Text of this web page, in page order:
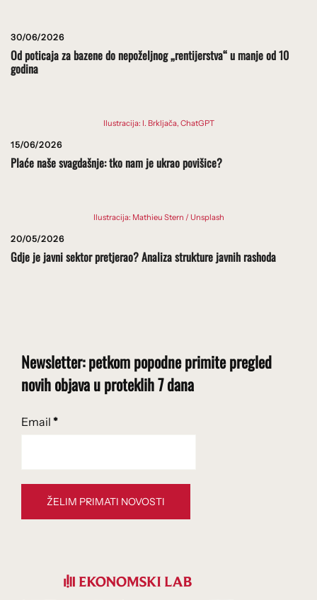
30/06/2026
Od poticaja za bazene do nepoželjnog „rentijerstva“ u manje od 10
godina
Ilustracija: I. Brkljača, ChatGPT
15/06/2026
Plaće naše svagdašnje: tko nam je ukrao povišice?
Ilustracija: Mathieu Stern / Unsplash
20/05/2026
Gdje je javni sektor pretjerao? Analiza strukture javnih rashoda
Newsletter: petkom popodne primite pregled
novih objava u proteklih 7 dana
Email *